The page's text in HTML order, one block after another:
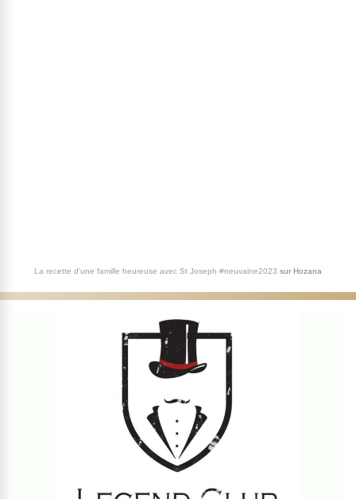
La recette d'une famille heureuse avec St Joseph #neuvaine2023 sur Hozana